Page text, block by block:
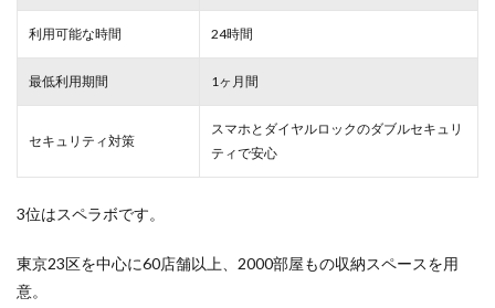
利用可能な時間 24時間
最低利用期間 1ヶ月間
セキュリティ対策
スマホとダイヤルロックのダブルセキュリ
ティで安心
3位はスペラボです。
東京23区を中心に60店舗以上、2000部屋もの収納スペースを用
意。